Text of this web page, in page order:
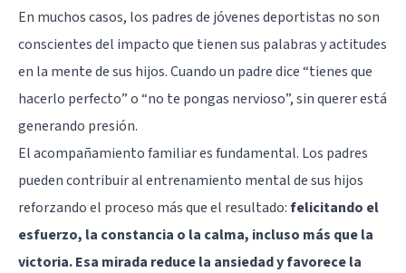
En muchos casos, los padres de jóvenes deportistas no son
conscientes del impacto que tienen sus palabras y actitudes
en la mente de sus hijos. Cuando un padre dice “tienes que
hacerlo perfecto” o “no te pongas nervioso”, sin querer está
generando presión.
El acompañamiento familiar es fundamental. Los padres
pueden contribuir al entrenamiento mental de sus hijos
reforzando el proceso más que el resultado:felicitando el
esfuerzo, la constancia o la calma, incluso más que la
victoria. Esa mirada reduce la ansiedad y favorece la